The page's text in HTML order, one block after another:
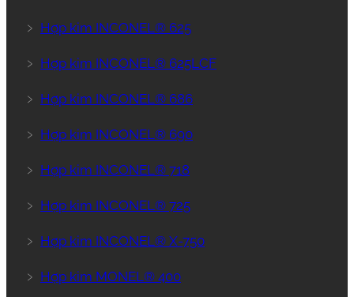
﹥ Hợp kim INCONEL® 625
﹥ Hợp kim INCONEL® 625LCF
﹥ Hợp kim INCONEL® 686
﹥ Hợp kim INCONEL® 690
﹥ Hợp kim INCONEL® 718
﹥ Hợp kim INCONEL® 725
﹥ Hợp kim INCONEL® X-750
﹥ Hợp kim MONEL® 400